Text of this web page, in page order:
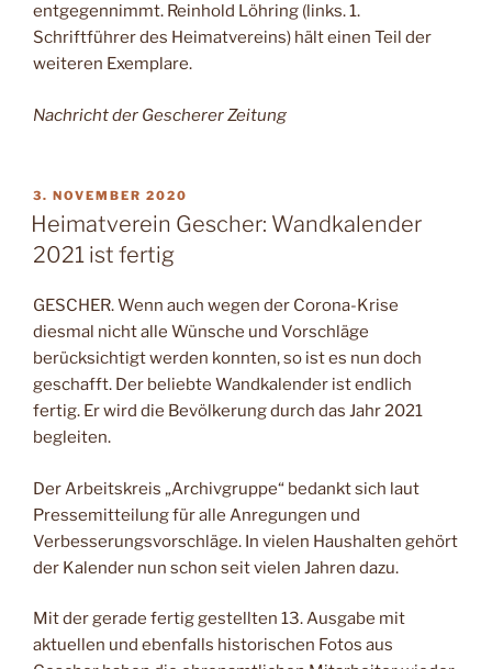
entgegennimmt. Reinhold Löhring (links. 1.
Schriftführer des Heimatvereins) hält einen Teil der
weiteren Exemplare.
Nachricht der Gescherer Zeitung
VERÖFFENTLICHT
AM
3. NOVEMBER 2020
Heimatverein Gescher: Wandkalender
2021 ist fertig
GESCHER. Wenn auch wegen der Corona-Krise
diesmal nicht alle Wünsche und Vorschläge
berücksichtigt werden konnten, so ist es nun doch
geschafft. Der beliebte Wandkalender ist endlich
fertig. Er wird die Bevölkerung durch das Jahr 2021
begleiten.
Der Arbeitskreis „Archivgruppe“ bedankt sich laut
Pressemitteilung für alle Anregungen und
Verbesserungsvorschläge. In vielen Haushalten gehört
der Kalender nun schon seit vielen Jahren dazu.
Mit der gerade fertig gestellten 13. Ausgabe mit
aktuellen und ebenfalls historischen Fotos aus